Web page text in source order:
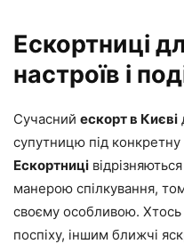
Ескортниці
настроїв і
Сучасний ескорт в Києві
супутницю під конкретну
Ескортниці
манерою спілкування,
своєму особливою. Хтось
поспіху, іншим ближчі